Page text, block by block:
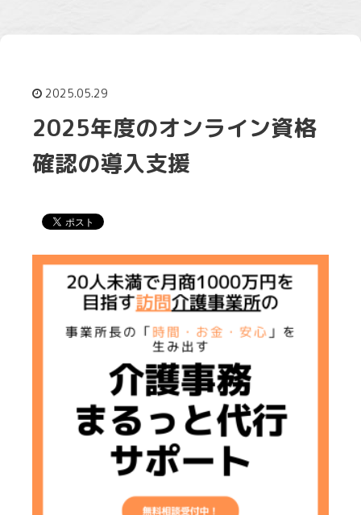
2025.05.29
2025年度のオンライン資格
確認の導入支援